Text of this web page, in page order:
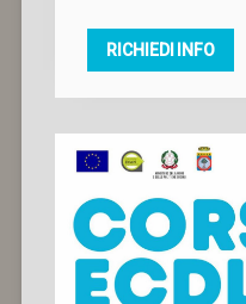
RICHIEDI INFO